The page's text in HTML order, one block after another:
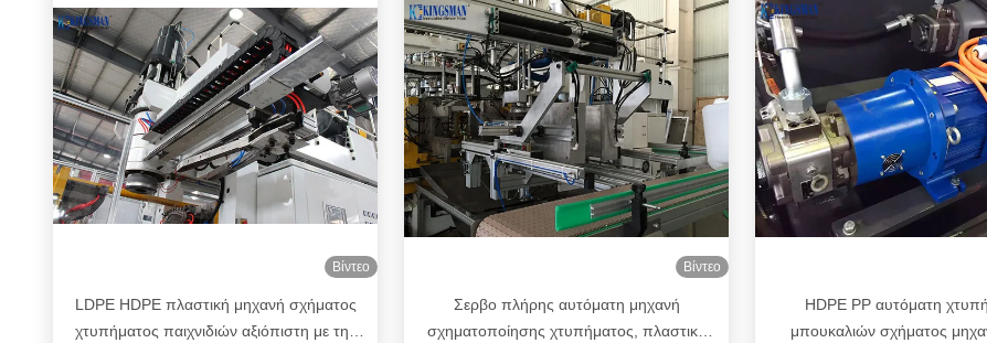
Βίντεο
LDPE HDPE πλαστική μηχανή σχήματος
χτυπήματος παιχνιδιών αξιόπιστη με την
Βίντεο
Σερβο πλήρης αυτόματη μηχανή
σχηματοποίησης χτυπήματος, πλαστική
HDPE PP αυτόματη
μπουκαλιών σχήματος